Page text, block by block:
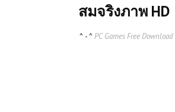
สมจริงภาพ HD
^ - ^ PC Games Free Download